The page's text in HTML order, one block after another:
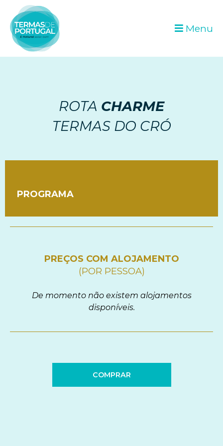
Menu
ROTA CHARME
TERMAS DO CRÓ
PROGRAMA
PREÇOS COM ALOJAMENTO
(POR PESSOA)
De momento não existem alojamentos
disponíveis.
COMPRAR